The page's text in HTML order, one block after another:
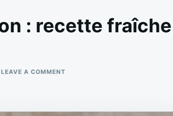
: recette fraîche
LEAVE A COMMENT